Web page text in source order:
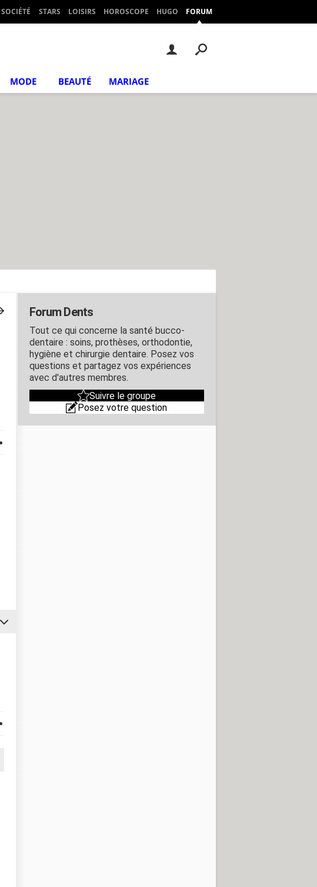
SOCIÉTÉ STARS LOISIRS HOROSCOPE HUGO FORUM
MODE BEAUTÉ MARIAGE
Forum Dents
Tout ce qui concerne la santé bucco-
dentaire : soins, prothèses, orthodontie,
hygiène et chirurgie dentaire. Posez vos
questions et partagez vos expériences
avec d'autres membres.
Suivre le groupe
Posez votre question